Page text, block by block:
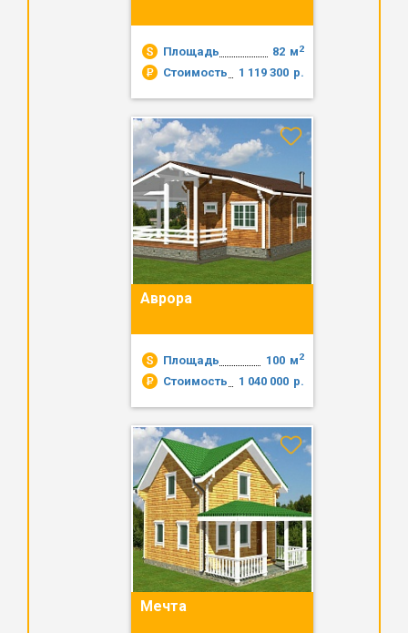
Площадь м2
82
Стоимость
р.
1 119 300
Аврора
Площадь м2
100
Стоимость
р.
1 040 000
Мечта